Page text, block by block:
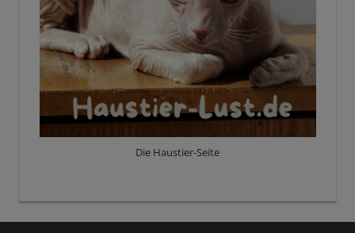
Die Haustier-Seite